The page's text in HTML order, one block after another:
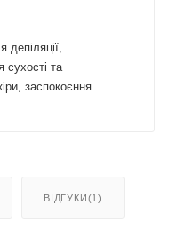
депіляції,
сухості та
заспокоєння
ВІДГУКИ(1)